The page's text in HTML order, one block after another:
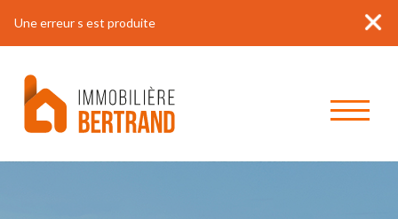
Une erreur s est produite